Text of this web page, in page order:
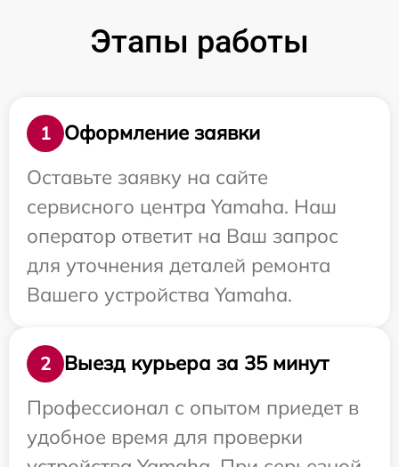
Этапы работы
1
Оформление заявки
Оставьте заявку на сайте
сервисного центра Yamaha. Наш
оператор ответит на Ваш запрос
для уточнения деталей ремонта
Вашего устройства Yamaha.
2
Выезд курьера за 35 минут
Профессионал с опытом приедет в
удобное время для проверки